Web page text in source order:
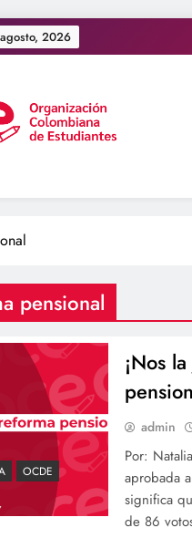
2026
pensional
OCDE
¡Nos
admin
Por:
aprobada
significa
de 86